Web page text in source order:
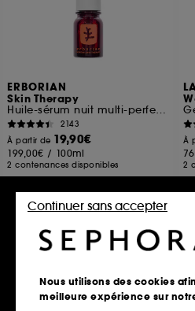
ERBORIAN
Skin Therapy
Huile-sérum nuit multi-perfectrice
2143
À partir de 19,90€
199,00€ / 100ml
2 contenances disponibles
Ajouter au panier
À
2
Nous utilisons des cookies
meilleure expérience sur
Continuer sans accepter